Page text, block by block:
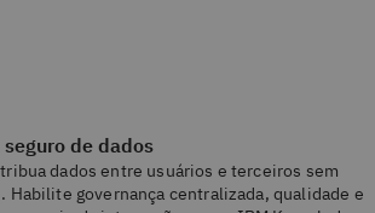
de dados
dados entre usuários e terceiros sem
Habilite governança centralizada, qualidade e